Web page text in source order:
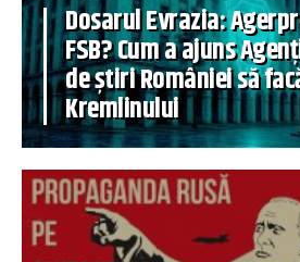
Dosarul Evrazia:
FSB? Cum a ajuns
de știri României să
Kremlinului